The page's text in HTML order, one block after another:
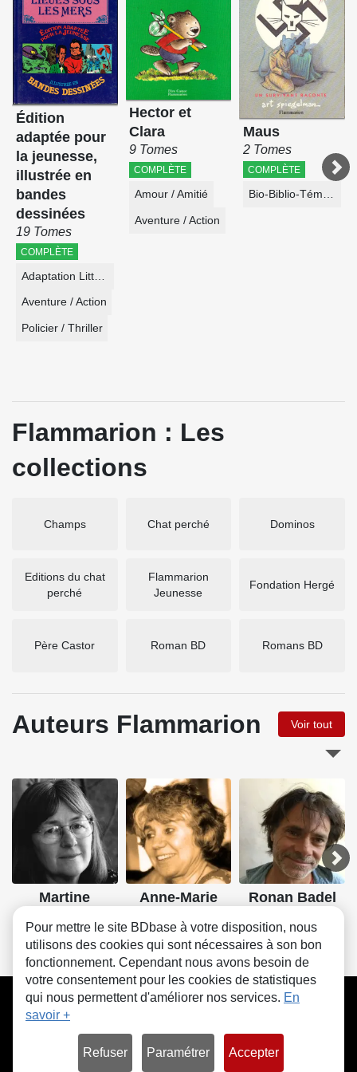
Édition
adaptée pour
la jeunesse,
illustrée en
bandes
dessinées
19 Tomes
COMPLÈTE
Adaptation Littéraire
Aventure / Action
Policier / Thriller
Hector et
Clara
9 Tomes
COMPLÈTE
Amour / Amitié
Aventure / Action
Maus
2 Tomes
COMPLÈTE
Flammarion : Les
collections
Champs Chat perché Dominos
Editions du chat
perché
Flammarion
Jeunesse
Fondation Hergé
Père Castor Roman BD Romans BD
Auteurs Flammarion Voir tout
Martine
Anne-Marie
Ronan Badel
CGU FAQ Contact Cookies
Pour mettre le site BDbase à votre disposition, nous
utilisons des cookies qui sont nécessaires à son bon
fonctionnement. Cependant nous avons besoin de
votre consentement pour les cookies de statistiques
qui nous permettent d'améliorer nos services. En
savoir +
Refuser Paramétrer Accepter